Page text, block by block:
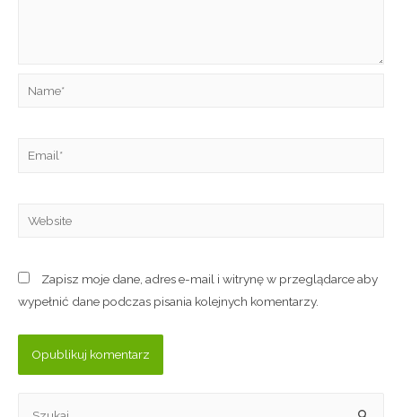
Zapisz moje dane, adres e-mail i witrynę w przeglądarce aby
wypełnić dane podczas pisania kolejnych komentarzy.